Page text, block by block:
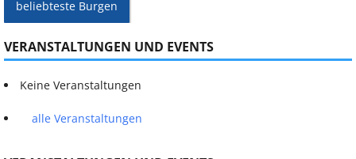
beliebteste Burgen
VERANSTALTUNGEN UND EVENTS
Keine Veranstaltungen
alle Veranstaltungen